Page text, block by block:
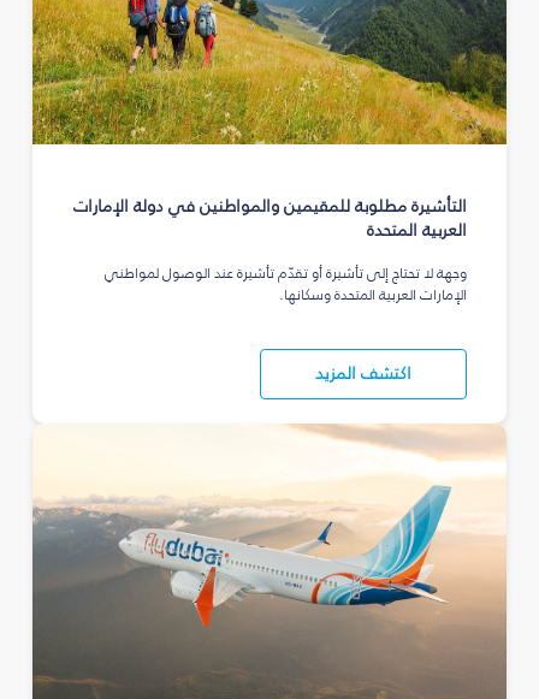
التأشيرة مطلوبة للمقيمين والمواطنين في دولة الإمارات
العربية المتحدة
وجهة لا تحتاج إلى تأشيرة أو تقدّم تأشيرة عند الوصول لمواطني
الإمارات العربية المتحدة وسكانها.
اكتشف المزيد